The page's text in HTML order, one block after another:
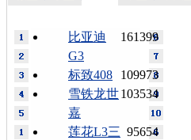
161399
比亚迪
G3
109973
标致408
103534
雪铁龙世
嘉
95654
莲花L3三